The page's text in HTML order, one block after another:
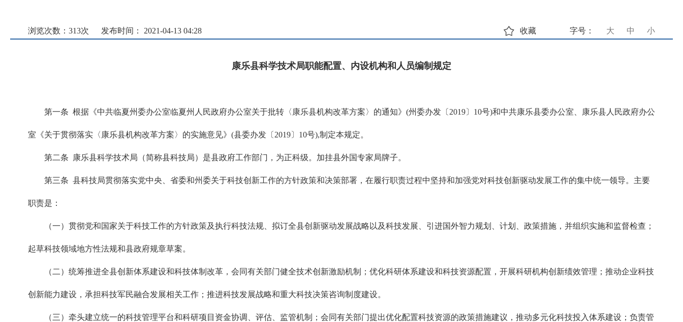
浏览次数： 313次 发布时间： 2021-04-13 04:28 字号： 大 中 小
收藏
康乐县科学技术局职能配置、内设机构和人员编制规定
第一条 根据《中共临夏州委办公室临夏州人民政府办公室关于批转〈康乐县机构改革方案〉的通知》(州委办发〔2019〕10号)和中共康乐县委办公室、康乐县人民政府办公
室《关于贯彻落实〈康乐县机构改革方案〉的实施意见》(县委办发〔2019〕10号),制定本规定。
第二条 康乐县科学技术局（简称县科技局）是县政府工作部门，为正科级。加挂县外国专家局牌子。
第三条 县科技局贯彻落实党中央、省委和州委关于科技创新工作的方针政策和决策部署，在履行职责过程中坚持和加强党对科技创新驱动发展工作的集中统一领导。主要
职责是：
（一）贯彻党和国家关于科技工作的方针政策及执行科技法规、拟订全县创新驱动发展战略以及科技发展、引进国外智力规划、计划、政策措施，并组织实施和监督检查；
起草科技领域地方性法规和县政府规章草案。
（二）统筹推进全县创新体系建设和科技体制改革，会同有关部门健全技术创新激励机制；优化科研体系建设和科技资源配置，开展科研机构创新绩效管理；推动企业科技
创新能力建设，承担科技军民融合发展相关工作；推进科技发展战略和重大科技决策咨询制度建设。
（三）牵头建立统一的科技管理平台和科研项目资金协调、评估、监管机制；会同有关部门提出优化配置科技资源的政策措施建议，推动多元化科技投入体系建设；负责管